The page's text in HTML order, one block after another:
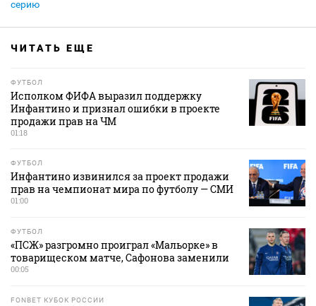
серию
ЧИТАТЬ ЕЩЕ
ФУТБОЛ
Исполком ФИФА выразил поддержку
Инфантино и признал ошибки в проекте
продажи прав на ЧМ
01:18
ФУТБОЛ
Инфантино извинился за проект продажи
прав на чемпионат мира по футболу — СМИ
01:00
ФУТБОЛ
«ПСЖ» разгромно проиграл «Мальорке» в
товарищеском матче, Сафонова заменили
00:05
FONBET КУБОК РОССИИ